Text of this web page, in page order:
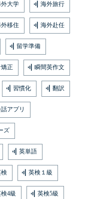
大学 海外旅行
移住 海外赴任
留学準備
正 瞬間英作文
習慣化 翻訳
アプリ
ズ
英単語
英検１級
4級 英検5級